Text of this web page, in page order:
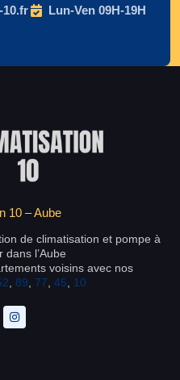
Lun-Ven 09H-19H
10 – Aube
de climatisation et pompe à
dans l’Aube
voisins avec nos
89 77 45 10